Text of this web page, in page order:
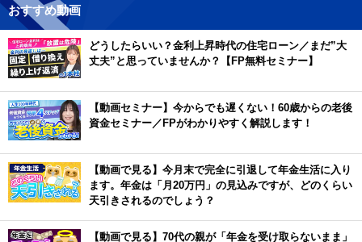
おすすめ動画
どうしたらいい？金利上昇時代の住宅ローン／まだ”大
丈夫”と思っていませんか？【FP無料セミナー】
【動画セミナー】今からでも遅くない！60歳からの老後
資金セミナー／FPがわかりやすく解説します！
【動画で見る】今月末で完全に引退して年金生活に入り
ます。年金は「月20万円」の見込みですが、どのくらい
天引きされるのでしょう？
【動画で見る】70代の親が「年金を受け取らないまま」